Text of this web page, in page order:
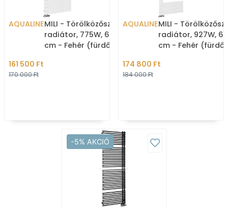
AQUALINEMILI - Törölközőszárítós
radiátor, 775W, 60x151
cm - Fehér (fürdőszobai
161 500 Ft
170 000 Ft
AQUALINEMILI -
radiátor, 927W,
cm - Fehér
174 800 Ft
184 000 Ft
-5% AKCIÓ